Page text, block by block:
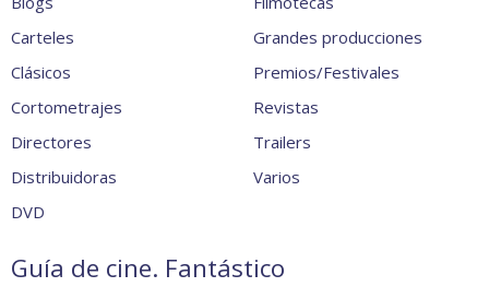
Carteles
Clásicos
Cortometrajes
Directores
Distribuidoras
DVD
Grandes producciones
Premios/Festivales
Revistas
Trailers
Varios
Guía de cine. Fantástico